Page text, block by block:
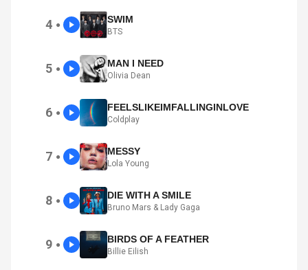
4 ● SWIM
BTS
5 ● MAN I NEED
Olivia Dean
6 ● FEELSLIKEIMFALLINGINLOVE
Coldplay
7 ● MESSY
Lola Young
8 ● DIE WITH A SMILE
Bruno Mars & Lady Gaga
9 ● BIRDS OF A FEATHER
Billie Eilish